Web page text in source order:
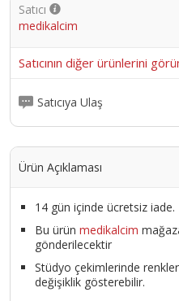
Satıcı
medikalcim
Satıcının diğer ürünlerini
Satıcıya Ulaş
Ürün Açıklaması
14 gün içinde ücretsiz iade.
Bu ürün medikalcim
gönderilecektir
Stüdyo çekimlerinde renkler
değişiklik gösterebilir.